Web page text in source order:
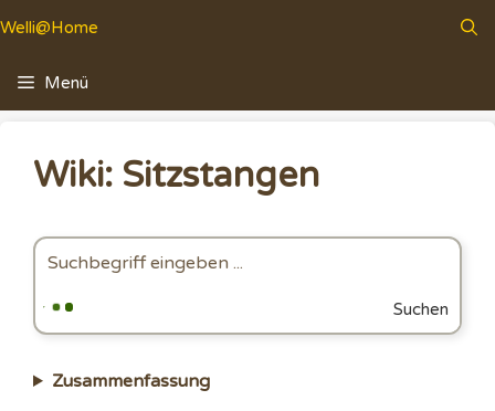
Inhalt
springen
Welli@Home
Menü
Wiki: Sitzstangen
Suchen
Zusammenfassung